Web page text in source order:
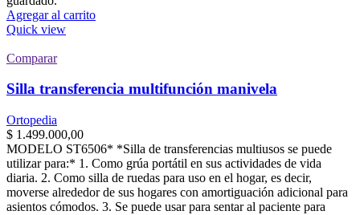
Agregar al carrito
Quick view
Comparar
Silla transferencia multifunción manivela
Ortopedia
$ 1.499.000,00
MODELO ST6506* *Silla de transferencias multiusos se puede
utilizar para:* 1. Como grúa portátil en sus actividades de vida
diaria. 2. Como silla de ruedas para uso en el hogar, es decir,
moverse alrededor de sus hogares con amortiguación adicional para
asientos cómodos. 3. Se puede usar para sentar al paciente para